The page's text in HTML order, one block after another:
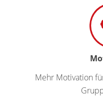
Mehr Motivation